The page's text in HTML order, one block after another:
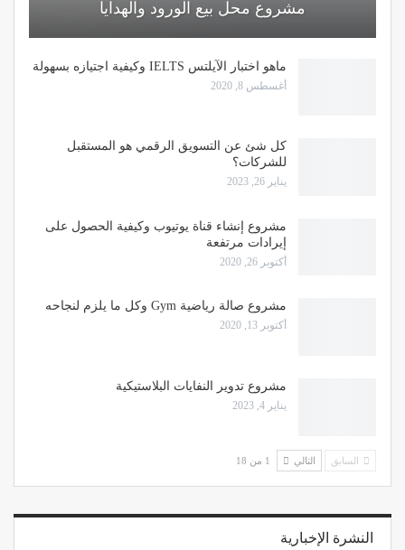
مشروع محل بيع الورود والهدايا
ماهو اختبار الآيلتس IELTS وكيفية اجتيازه بسهولة
أغسطس 8, 2020
كل شئ عن التسويق الرقمي هو المستقبل
للشركات؟
يناير 26, 2023
مشروع إنشاء قناة يوتيوب وكيفية الحصول على
إيرادات مرتفعة
أكتوبر 26, 2020
مشروع صالة رياضية Gym وكل ما يلزم لنجاحه
أكتوبر 13, 2020
مشروع تدوير النفايات البلاستيكية
يناير 4, 2023
السابق التالي 1 من 18
النشرة الإخبارية